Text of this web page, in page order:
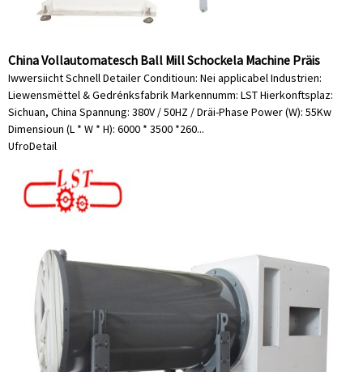
China Vollautomatesch Ball Mill Schockela Machine Präis
Iwwersiicht Schnell Detailer Conditioun: Nei applicabel Industrien:
Liewensmëttel & Gedrénksfabrik Markennumm: LST Hierkonftsplaz:
Sichuan, China Spannung: 380V / 50HZ / Dräi-Phase Power (W): 55Kw
Dimensioun (L * W * H): 6000 * 3500 *260...
UfroDetail